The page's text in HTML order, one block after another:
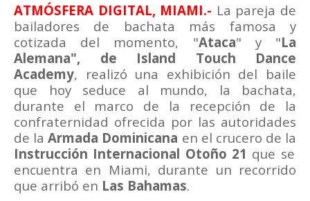
ATMÓSFERA DIGITAL, MIAMI.- La pareja de
bailadores de bachata más famosa y
cotizada del momento, "Ataca" y "La
Alemana", de Island Touch Dance
Academy, realizó una exhibición del baile
que hoy seduce al mundo, la bachata,
durante el marco de la recepción de la
confraternidad ofrecida por las autoridades
de laArmada Dominicana en el crucero de la
Instrucción Internacional Otoño 21 que se
encuentra en Miami, durante un recorrido
que arribó en Las Bahamas.